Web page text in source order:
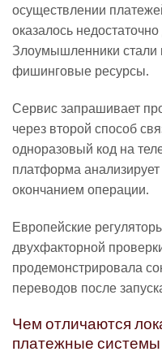
осуществлении
оказалось
Злоумышленники стали
фишинговые ресурсы.
Сервис запрашивает
через второй способ
одноразовый код на
платформа
окончанием операции.
Европейские
двухфакторной
продемонстрировала
переводов после
Чем отличаются
платежные системы